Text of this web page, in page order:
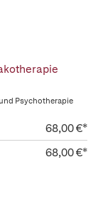
Psychotherapie
68,00 €*
68,00 €*